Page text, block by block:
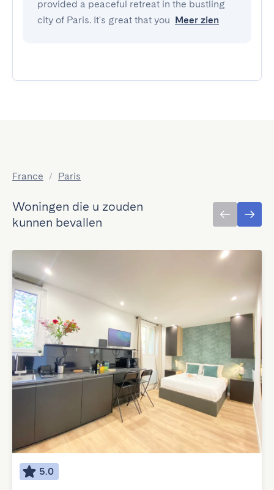
provided a peaceful retreat in the bustling
city of Paris. It's great that you Meer zien
France / Paris
Woningen die u zouden
kunnen bevallen
5.0